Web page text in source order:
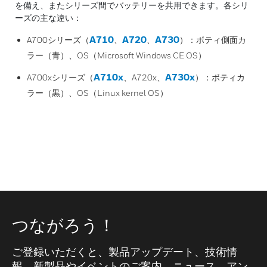
を備え、またシリーズ間でバッテリーを共用できます。各シリ
ーズの主な違い：
A700シリーズ（A710 A720 A730）：ボティ側面カ
ラー（青）、OS（Microsoft Windows CE OS）
A700xシリーズ（A710x 、A720x、 A730x）：ボティカ
ラー（黒）、OS（Linux kernel OS）
つながろう！
ご登録いただくと、製品アップデート、技術情